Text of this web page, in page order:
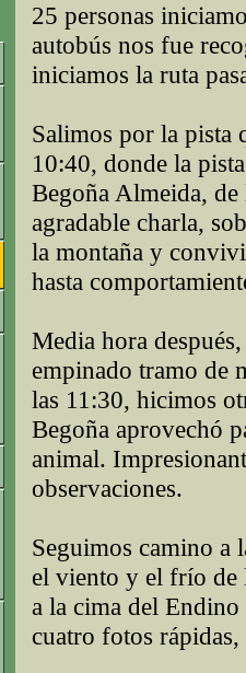
25 personas
autobús nos fue
iniciamos la ruta
Salimos por la pista
10:40, donde la
Begoña Almeida,
agradable charla,
la montaña y
hasta
Media hora
empinado tramo de
las 11:30, hicimos
Begoña aprovechó
animal.
observaciones.
Seguimos camino a
el viento y el frío de
a la cima del
cuatro fotos rápidas,